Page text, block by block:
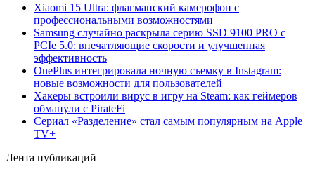
Xiaomi 15 Ultra: флагманский камерофон с
профессиональными возможностями
Samsung случайно раскрыла серию SSD 9100 PRO с
PCIe 5.0: впечатляющие скорости и улучшенная
эффективность
OnePlus интегрировала ночную съемку в Instagram:
новые возможности для пользователей
Хакеры встроили вирус в игру на Steam: как геймеров
обманули с PirateFi
Сериал «Разделение» стал самым популярным на Apple
TV+
Лента публикаций